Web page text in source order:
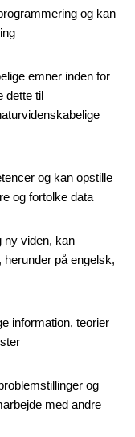
og kan
emner inden for
dette til
og kan opstille
og fortolke data
ny viden, kan
på engelsk,
information, teorier
og
med andre